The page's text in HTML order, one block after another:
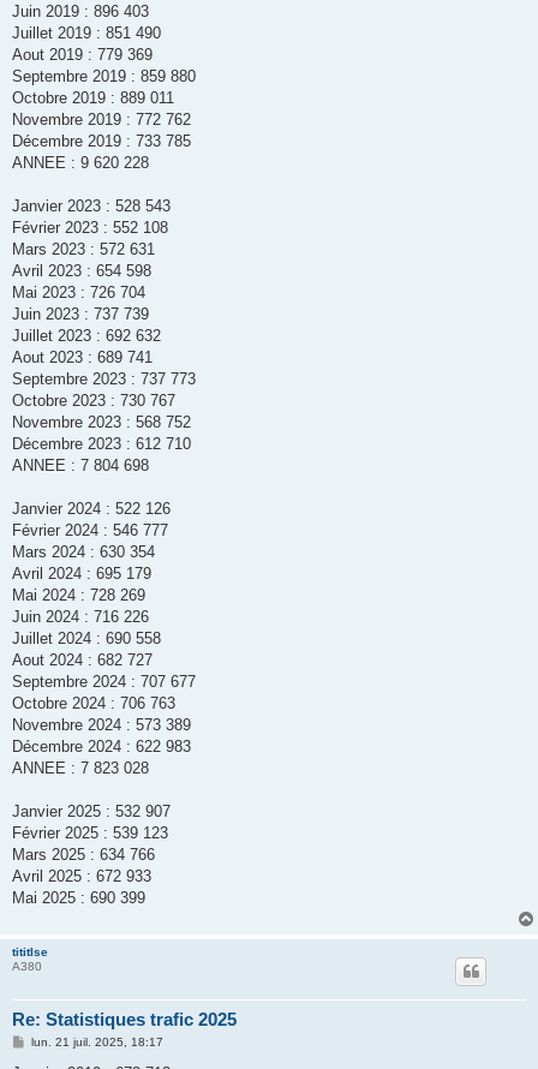
Juin 2019 : 896 403
Juillet 2019 : 851 490
Aout 2019 : 779 369
Septembre 2019 : 859 880
Octobre 2019 : 889 011
Novembre 2019 : 772 762
Décembre 2019 : 733 785
ANNEE : 9 620 228
Janvier 2023 : 528 543
Février 2023 : 552 108
Mars 2023 : 572 631
Avril 2023 : 654 598
Mai 2023 : 726 704
Juin 2023 : 737 739
Juillet 2023 : 692 632
Aout 2023 : 689 741
Septembre 2023 : 737 773
Octobre 2023 : 730 767
Novembre 2023 : 568 752
Décembre 2023 : 612 710
ANNEE : 7 804 698
Janvier 2024 : 522 126
Février 2024 : 546 777
Mars 2024 : 630 354
Avril 2024 : 695 179
Mai 2024 : 728 269
Juin 2024 : 716 226
Juillet 2024 : 690 558
Aout 2024 : 682 727
Septembre 2024 : 707 677
Octobre 2024 : 706 763
Novembre 2024 : 573 389
Décembre 2024 : 622 983
ANNEE : 7 823 028
Janvier 2025 : 532 907
Février 2025 : 539 123
Mars 2025 : 634 766
Avril 2025 : 672 933
Mai 2025 : 690 399
tititlse
A380
Re: Statistiques trafic 2025
Mlun. 21 juil. 2025, 18:17